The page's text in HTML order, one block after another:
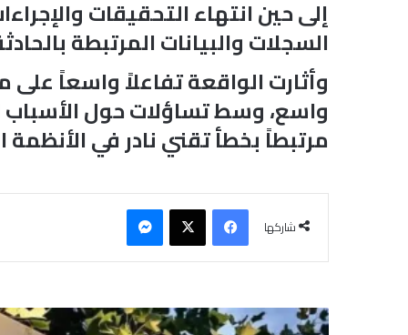
إلى حين انتهاء التحقيقات
السجلات والبيانات المرتبطة
وأثارت الواقعة تفاعلاً واسعاً
واسع، وسط تساؤلات حول الأسباب
مرتبطاً بخطأ تقني نادر في
شاركها
فيسبوك
"